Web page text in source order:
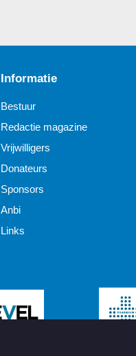
Informatie
Bestuur
Redactie magazine
Vrijwilligers
Donateurs
Sponsors
Anbi
Links